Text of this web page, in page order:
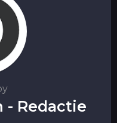
- Redactie